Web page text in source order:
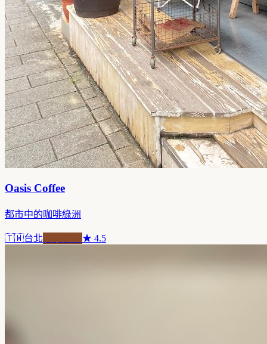
Oasis Coffee
都市中的咖啡綠洲
🇹🇼台北 ★ 4.5